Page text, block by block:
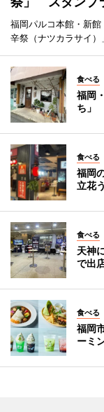
福岡パルコ本館・新
辛祭（ナツカラサイ）
食べる
福岡
ち」
食べる
福岡
立花
食べる
天神
で出
食べる
福岡
ーミ